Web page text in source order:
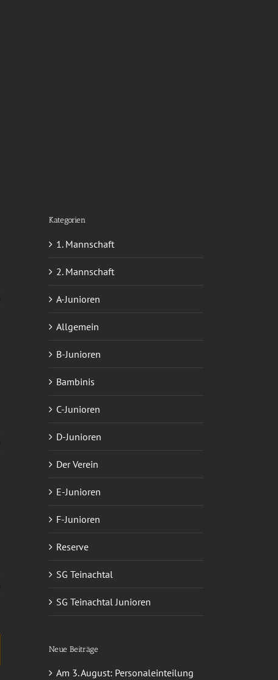
Kategorien
1. Mannschaft
2. Mannschaft
A-Junioren
Allgemein
B-Junioren
Bambinis
C-Junioren
D-Junioren
Der Verein
E-Junioren
F-Junioren
Reserve
SG Teinachtal
SG Teinachtal Junioren
Neue Beiträge
Am 3. August: Personaleinteilung